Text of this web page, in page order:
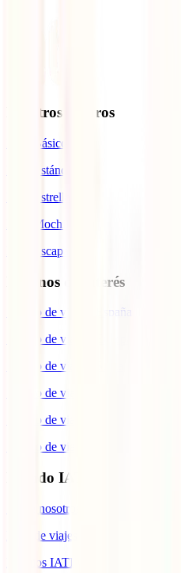
Nuestros seguros
IATI Básico
IATI Estándar
IATI Estrella
IATI Mochilero
IATI Escapadas
Destinos de interés
Seguro de viaje a España
Seguro de viaje a Europa
Seguro de viaje a Suiza
Seguro de viaje a Estados Unidos
Seguro de viaje para Brasil
Seguro de viaje a Cuba
Mundo IATI
Sobre nosotros
Blog de viajes
Premios IATI